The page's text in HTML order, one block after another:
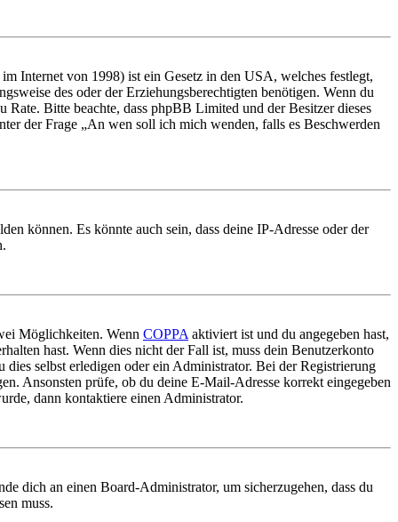
Internet von 1998) ist ein Gesetz in den USA, welches festlegt,
des oder der Erziehungsberechtigten benötigen. Wenn du
Bitte beachte, dass phpBB Limited und der Besitzer dieses
der Frage „An wen soll ich mich wenden, falls es Beschwerden
können. Es könnte auch sein, dass deine IP-Adresse oder der
Möglichkeiten. Wenn COPPA aktiviert ist und du angegeben hast,
hast. Wenn dies nicht der Fall ist, muss dein Benutzerkonto
selbst erledigen oder ein Administrator. Bei der Registrierung
Ansonsten prüfe, ob du deine E-Mail-Adresse korrekt eingegeben
dann kontaktiere einen Administrator.
dich an einen Board-Administrator, um sicherzugehen, dass du
muss.